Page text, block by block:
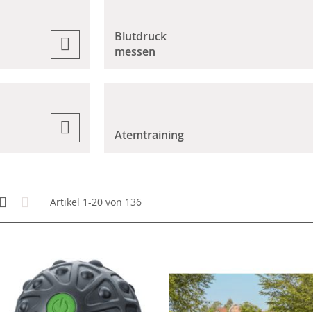
Blutdruck
messen
Atemtraining
Anzeigen
als
Kachelansicht
Artikel 1-20 von 136